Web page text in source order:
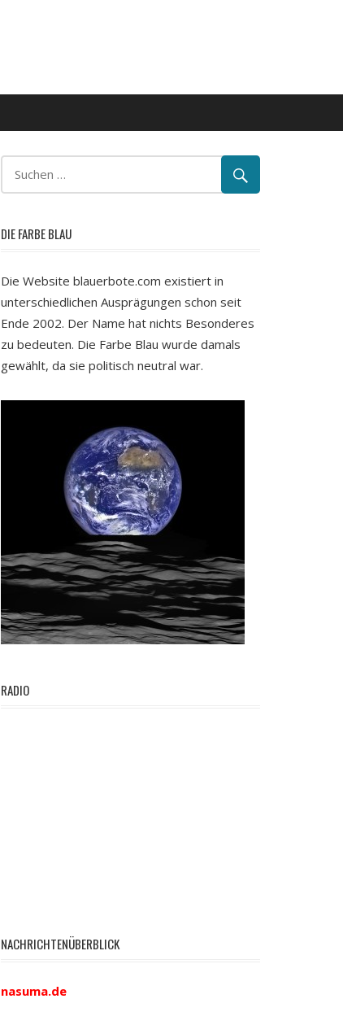
DIE FARBE BLAU
Die Website blauerbote.com existiert in
unterschiedlichen Ausprägungen schon seit
Ende 2002. Der Name hat nichts Besonderes
zu bedeuten. Die Farbe Blau wurde damals
gewählt, da sie politisch neutral war.
RADIO
NACHRICHTENÜBERBLICK
nasuma.de